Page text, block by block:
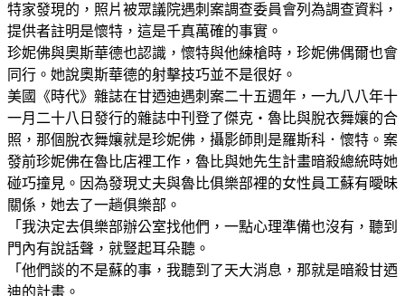
特家發現的，照片被眾議院遇刺案調查委員會列為調查資料，
提供者註明是懷特，這是千真萬確的事實。
珍妮佛與奧斯華德也認識，懷特與他練槍時，珍妮佛偶爾也會
同行。她說奧斯華德的射擊技巧並不是很好。
美國《時代》雜誌在甘迺迪遇刺案二十五週年，一九八八年十
一月二十八日發行的雜誌中刊登了傑克‧魯比與脫衣舞孃的合
照，那個脫衣舞孃就是珍妮佛，攝影師則是羅斯科．懷特。案
發前珍妮佛在魯比店裡工作，魯比與她先生計畫暗殺總統時她
碰巧撞見。因為發現丈夫與魯比俱樂部裡的女性員工蘇有曖昧
關係，她去了一趟俱樂部。
「我決定去俱樂部辦公室找他們，一點心理準備也沒有，聽到
門內有說話聲，就豎起耳朵聽。
「他們談的不是蘇的事，我聽到了天大消息，那就是暗殺甘迺
迪的計畫。